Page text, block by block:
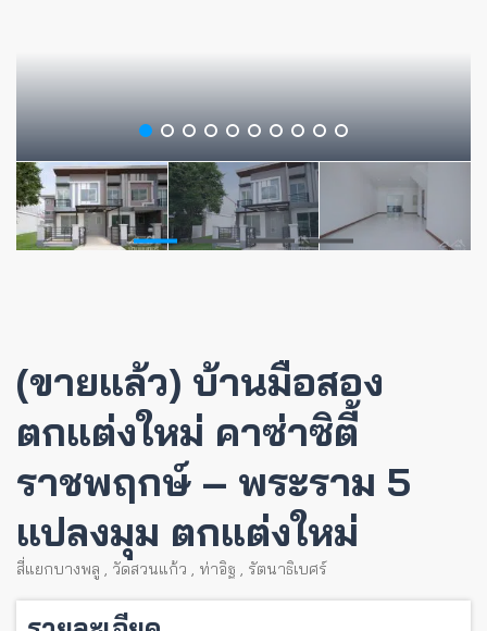
(ขายแล้ว) บ้านมือสอง
ตกแต่งใหม่ คาซ่าซิตี้
ราชพฤกษ์ – พระราม 5
แปลงมุม ตกแต่งใหม่
สี่แยกบางพลู , วัดสวนแก้ว , ท่าอิฐ , รัตนาธิเบศร์